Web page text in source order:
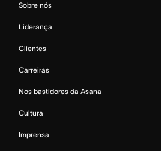
Sobre nós
Liderança
Clientes
Carreiras
Nos bastidores da Asana
Cultura
Imprensa